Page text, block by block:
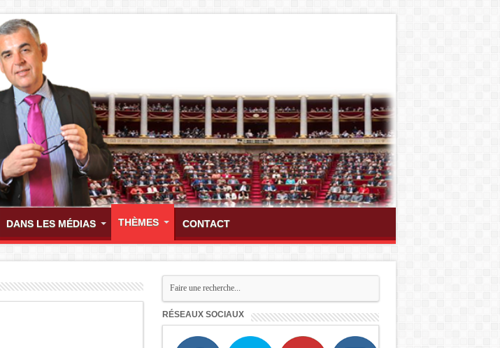
DANS LES MÉDIAS THÈMES CONTACT
RÉSEAUX SOCIAUX